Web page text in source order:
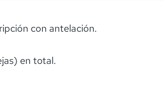
con antelación.
en total.